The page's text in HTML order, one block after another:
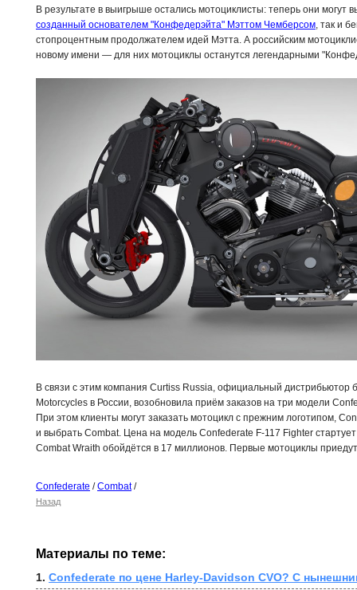
В результате в выигрыше остались мотоциклисты: теперь они могут
созданный основателем "Конфедерэйта" Мэттом Чемберсом, так и
стопроцентным продолжателем идей Мэтта. А российским
новому имени — для них мотоциклы останутся легендарными
В связи с этим компания Curtiss Russia, официальный дистрибьютор
Motorcycles в России, возобновила приём заказов на три модели
При этом клиенты могут заказать мотоцикл с прежним логотипом,
и выбрать Combat. Цена на модель Confederate F-117 Fighter
Combat Wraith обойдётся в 17 миллионов. Первые мотоциклы
Confederate /Combat/
Назад
Материалы по теме:
1. Confederate по цене Harley-Davidson CVO? С